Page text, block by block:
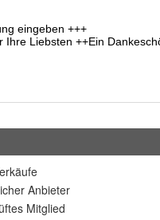
er Anbieter
es Mitglied